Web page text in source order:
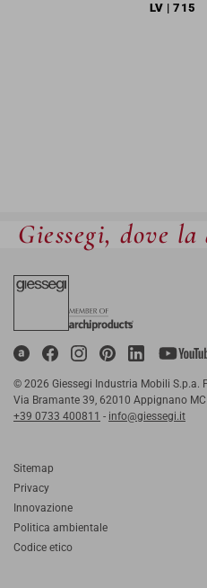
LV | 715
Giessegi, dove
© 2026 Giessegi Industria Mobili S.p.a.
Via Bramante 39, 62010 Appignano
+39 0733 400811 - info@giessegi.it
Sitemap
Privacy
Innovazione
Politica ambientale
Codice etico